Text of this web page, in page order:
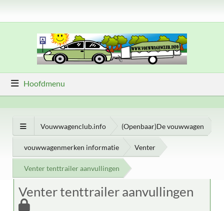
Hoofdmenu
Vouwwagenclub.info (Openbaar)De vouwwagen
vouwwagenmerken informatie Venter
Venter tenttrailer aanvullingen
Venter tenttrailer aanvullingen